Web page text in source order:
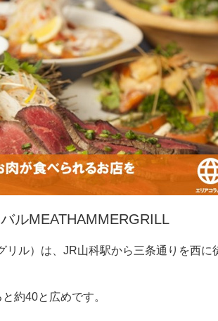
ルMEATHAMMERGRILL
リル）は、 JR山科駅から三条通りを西に
と約40と広めです。